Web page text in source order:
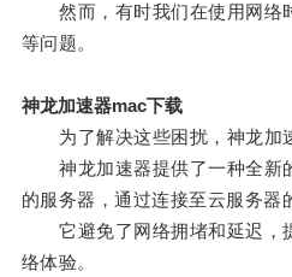
然而，有时我们在使用网络
等问题。
神龙加速器mac下载
为了解决这些困扰，神龙加速
神龙加速器提供了一种全新
的服务器，通过连接至云服务器
它避免了网络拥堵和延迟，
络体验。